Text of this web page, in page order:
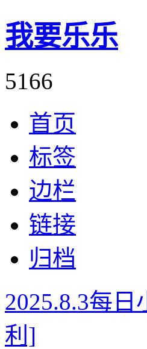
我要乐乐
5166
首页
标签
边栏
链接
归档
2025.8.3每
利]